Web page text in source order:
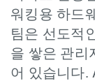
워킹용 하드
팀은 선도적
을 쌓은 관리
어 있습니다.